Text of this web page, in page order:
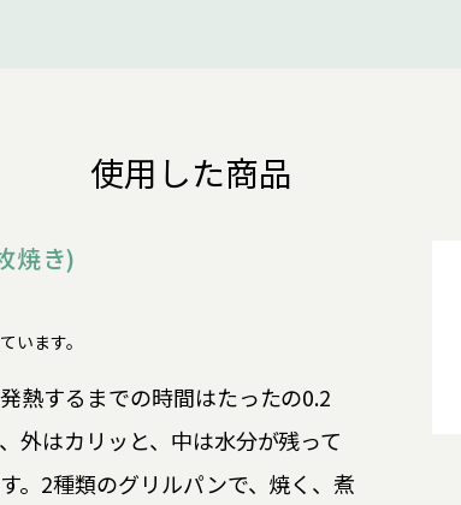
使用した商品
焼き)
います。
熱するまでの時間はたったの0.2
外はカリッと、中は水分が残って
。2種類のグリルパンで、焼く、煮